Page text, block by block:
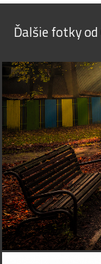
Ďalšie fotky od